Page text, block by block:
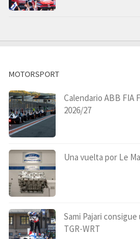
MOTORSPORT
Calendario ABB FIA
2026/27
Una vuelta por Le
Sami Pajari
TGR-WRT